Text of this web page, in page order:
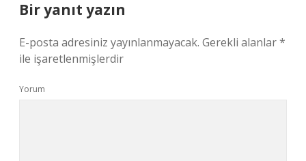
Bir yanıt yazın
E-posta adresiniz yayınlanmayacak. Gerekli alanlar*
ile işaretlenmişlerdir
Yorum